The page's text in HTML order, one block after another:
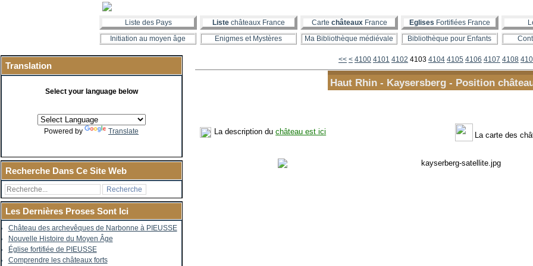
Liste des Pays Liste châteaux France Carte châteauxFrance Eglises Fortifiées France
Initiation au moyen âge
Enigmes et Mystères Ma Bibliothèque médiévale Bibliothèque pour Enfants
Translation
Select your language below
Powered by Translate
Recherche Dans Ce Site Web
Les Dernières Proses Sont Ici
Château des archevêques de Narbonne à PIEUSSE
Nouvelle Histoire du Moyen Âge
Église fortifiée de PIEUSSE
Comprendre les châteaux forts
<< < 4100 4101 4102 4103 4104 4105 4106 4107 4108
Haut Rhin - Kaysersberg - Position
La description duchâteau est ici La carte des